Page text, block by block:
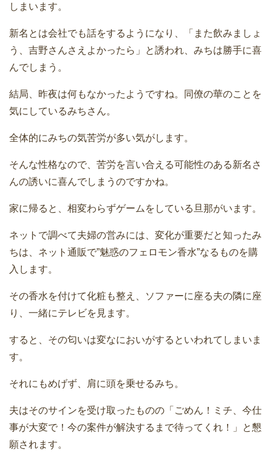
しまいます。
新名とは会社でも話をするようになり、「また飲みましょ
う、吉野さんさえよかったら」と誘われ、みちは勝手に喜
んでしまう。
結局、昨夜は何もなかったようですね。同僚の華のことを
気にしているみちさん。
全体的にみちの気苦労が多い気がします。
そんな性格なので、苦労を言い合える可能性のある新名さ
んの誘いに喜んでしまうのですかね。
家に帰ると、相変わらずゲームをしている旦那がいます。
ネットで調べて夫婦の営みには、変化が重要だと知ったみ
ちは、ネット通販で”魅惑のフェロモン香水”なるものを購
入します。
その香水を付けて化粧も整え、ソファーに座る夫の隣に座
り、一緒にテレビを見ます。
すると、その匂いは変なにおいがするといわれてしまいま
す。
それにもめげず、肩に頭を乗せるみち。
夫はそのサインを受け取ったものの「ごめん！ミチ、今仕
事が大変で！今の案件が解決するまで待ってくれ！」と懇
願されます。